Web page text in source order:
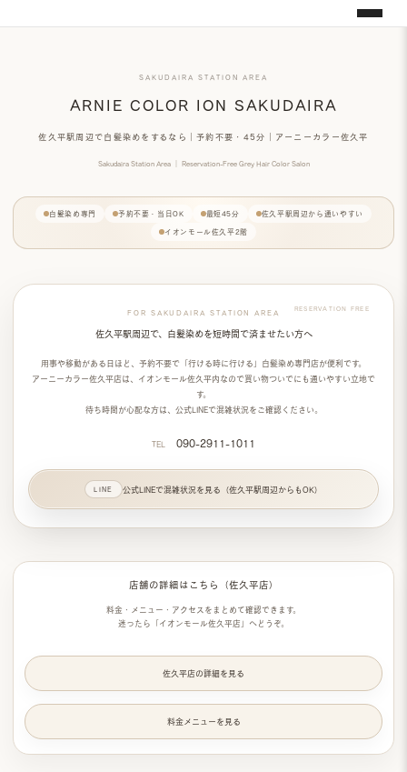
SAKUDAIRA STATION AREA
ARNIE COLOR ION SAKUDAIRA
佐久平駅周辺で白髪染めをするなら｜予約不要・45分｜アーニーカラー佐久平
Sakudaira Station Area ｜ Reservation-Free Grey Hair Color Salon
白髪染め専門 予約不要・当日OK 最短45分 佐久平駅周辺から通いやすい
イオンモール佐久平2階
FOR SAKUDAIRA STATION AREA
佐久平駅周辺で、白髪染めを短時間で済ませたい方へ
用事や移動がある日ほど、 予約不要で「行ける時に行ける」白髪染め専門店が便利です。
アーニーカラー佐久平店は、イオンモール佐久平内なので 買い物ついで にも通いやすい立地で
す。
待ち時間が心配な方は、 公式LINEで混雑状況 をご確認ください。
TEL 090-2911-1011
公式LINEで混雑状況を見る（佐久平駅周辺からもOK）
店舗の詳細はこちら（佐久平店）
料金・メニュー・アクセスをまとめて確認できます。
迷ったら「イオンモール佐久平店」へどうぞ。
佐久平店の詳細を見る
料金メニューを見る